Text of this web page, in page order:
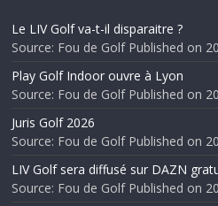
Le LIV Golf va-t-il disparaitre ?
Source: Fou de Golf Published on
Play Golf Indoor ouvre à Lyon
Source: Fou de Golf Published on
Juris Golf 2026
Source: Fou de Golf Published on
LIV Golf sera diffusé sur DAZN
Source: Fou de Golf Published on